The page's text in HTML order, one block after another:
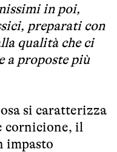
in poi,
preparati con
qualità che ci
a proposte più
si caratterizza
cornicione, il
impasto